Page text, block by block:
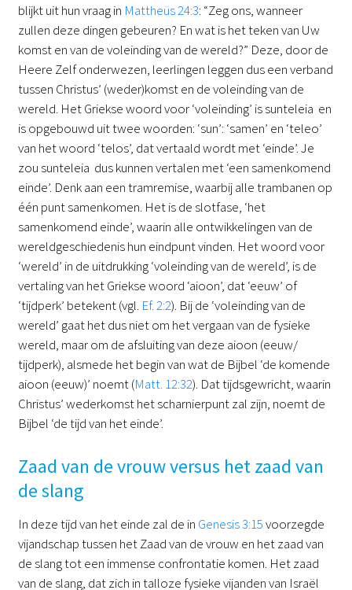
blijkt uit hun vraag in Mattheüs 24:3: “Zeg ons, wanneer
zullen deze dingen gebeuren? En wat is het teken van Uw
komst en van de voleinding van de wereld?” Deze, door de
Heere Zelf onderwezen, leerlingen leggen dus een verband
tussen Christus’ (weder)komst en de voleinding van de
wereld. Het Griekse woord voor ‘voleinding’ is sunteleia en
is opgebouwd uit twee woorden: ‘sun’: ‘samen’ en ‘teleo’
van het woord ‘telos’, dat vertaald wordt met ‘einde’. Je
zou sunteleia dus kunnen vertalen met ‘een samenkomend
einde’. Denk aan een tramremise, waarbij alle trambanen op
één punt samenkomen. Het is de slotfase, ‘het
samenkomend einde’, waarin alle ontwikkelingen van de
wereldgeschiedenis hun eindpunt vinden. Het woord voor
‘wereld’ in de uitdrukking ‘voleinding van de wereld’, is de
vertaling van het Griekse woord ‘aioon’, dat ‘eeuw’ of
‘tijdperk’ betekent (vgl. Ef. 2:2). Bij de ‘voleinding van de
wereld’ gaat het dus niet om het vergaan van de fysieke
wereld, maar om de afsluiting van deze aioon (eeuw/
tijdperk), alsmede het begin van wat de Bijbel ‘de komende
aioon (eeuw)’ noemt (Matt. 12:32). Dat tijdsgewricht, waarin
Christus’ wederkomst het scharnierpunt zal zijn, noemt de
Bijbel ‘de tijd van het einde’.
Zaad van de vrouw versus het zaad van
de slang
In deze tijd van het einde zal de in Genesis 3:15voorzegde
vijandschap tussen het Zaad van de vrouw en het zaad van
de slang tot een immense confrontatie komen. Het zaad
van de slang, dat zich in talloze fysieke vijanden van Israël